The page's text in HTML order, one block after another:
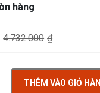
hàng
4.732.000 ₫
THÊM VÀO GIỎ